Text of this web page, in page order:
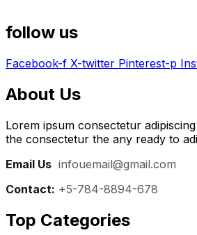
follow us
Facebook-f X-twitter Pinterest-p
About Us
Lorem ipsum consectetur
the consectetur the any ready to
Email Us infouemail@gmail.com
Contact: +5-784-8894-678
Top Categories​